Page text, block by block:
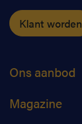
Klant worden
Ons aanbod
Magazine